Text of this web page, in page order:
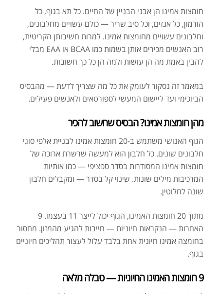
חומצות אמינו הן אבני הבניין של החיים. כל תא בגוף, כל
הורמון, כל אנזים, וכל סיב שריר — כולם עשויים מחלבונים,
וחלבונים עשויים מחומצות אמינו. למרות חשיבותן הקריטית,
רוב האנשים מכירים אותן בשמות כמו BCAA או EAA מבלי
להבין באמת מה הן עושות ולמה הן כל כך חשובות.
במאמר זה נסקור לעומק את כל מה שצריך לדעת — מהבסיס
הביוכימי ועד ליישום המעשי לספורטאים ולאנשים פעילים.
מהן חומצות אמינו? הבסיס שחשוב להכיר
הגוף האנושי משתמש ב-20 חומצות אמינו לבניית אלפי סוגי
חלבונים שונים. כל חלבון הוא למעשה שרשרת ארוכה של
חומצות אמינו המסודרות בסדר ספציפי — כמו אותיות
המרכיבות מילים שונות. שינוי קל בסדר — ומקבלים חלבון
שונה לחלוטין.
מתוך 20 חומצות האמינו, הגוף יכול לייצר 11 בעצמו. 9
האחרות — הנקראות חיוניות — חייבות להגיע מהמזון. מחסור
בחומצה אמינו חיונית אחת בלבד עלול לעצור תהליכים חיוניים
בגוף.
9 חומצות האמינו החיוניות — טבלה מלאה